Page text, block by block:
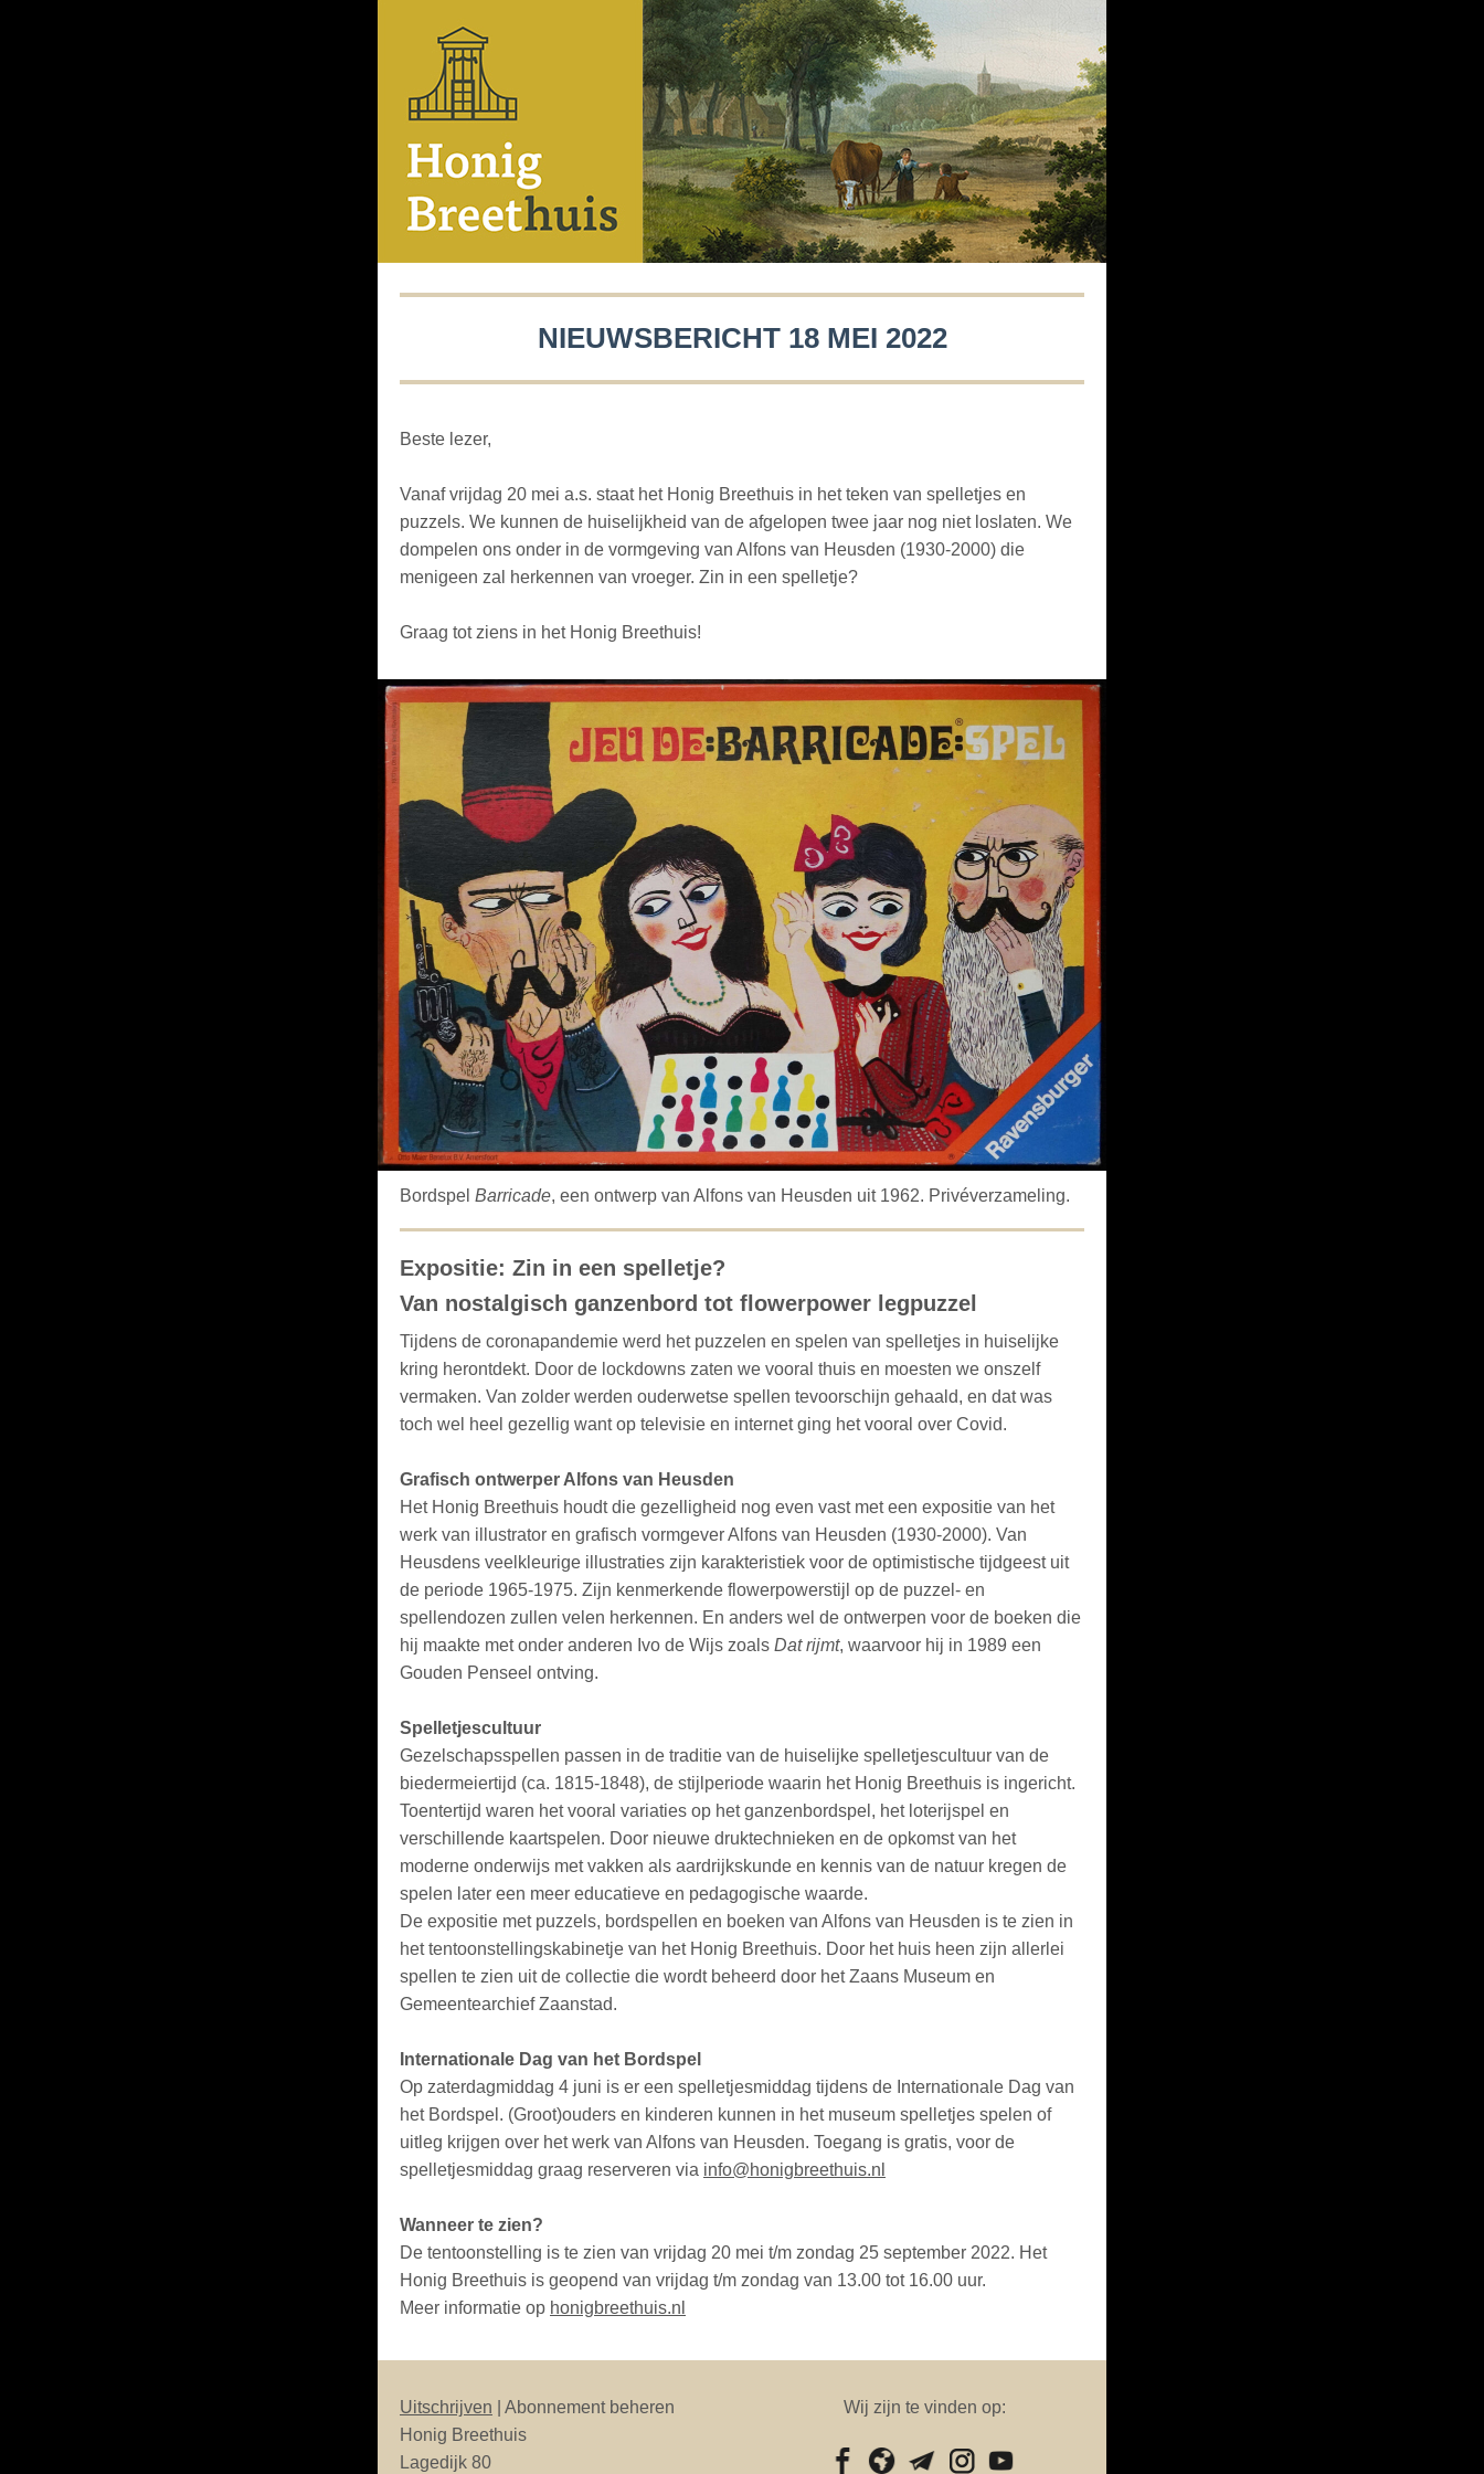
NIEUWSBERICHT 18 MEI 2022
Beste lezer,
Vanaf vrijdag 20 mei a.s. staat het Honig Breethuis in het teken van spelletjes en
puzzels. We kunnen de huiselijkheid van de afgelopen twee jaar nog niet loslaten. We
dompelen ons onder in de vormgeving van Alfons van Heusden (1930-2000) die
menigeen zal herkennen van vroeger. Zin in een spelletje?
Graag tot ziens in het Honig Breethuis!
Bordspel Barricade, een ontwerp van Alfons van Heusden uit 1962. Privéverzameling.
Expositie: Zin in een spelletje?
Van nostalgisch ganzenbord tot flowerpower legpuzzel
Tijdens de coronapandemie werd het puzzelen en spelen van spelletjes in huiselijke
kring herontdekt. Door de lockdowns zaten we vooral thuis en moesten we onszelf
vermaken. Van zolder werden ouderwetse spellen tevoorschijn gehaald, en dat was
toch wel heel gezellig want op televisie en internet ging het vooral over Covid.
Grafisch ontwerper Alfons van Heusden
Het Honig Breethuis houdt die gezelligheid nog even vast met een expositie van het
werk van illustrator en grafisch vormgever Alfons van Heusden (1930-2000). Van
Heusdens veelkleurige illustraties zijn karakteristiek voor de optimistische tijdgeest uit
de periode 1965-1975. Zijn kenmerkende flowerpowerstijl op de puzzel- en
spellendozen zullen velen herkennen. En anders wel de ontwerpen voor de boeken die
hij maakte met onder anderen Ivo de Wijs zoals Dat rijmt, waarvoor hij in 1989 een
Gouden Penseel ontving.
Spelletjescultuur
Gezelschapsspellen passen in de traditie van de huiselijke spelletjescultuur van de
biedermeiertijd (ca. 1815-1848), de stijlperiode waarin het Honig Breethuis is ingericht.
Toentertijd waren het vooral variaties op het ganzenbordspel, het loterijspel en
verschillende kaartspelen. Door nieuwe druktechnieken en de opkomst van het
moderne onderwijs met vakken als aardrijkskunde en kennis van de natuur kregen de
spelen later een meer educatieve en pedagogische waarde.
De expositie met puzzels, bordspellen en boeken van Alfons van Heusden is te zien in
het tentoonstellingskabinetje van het Honig Breethuis. Door het huis heen zijn allerlei
spellen te zien uit de collectie die wordt beheerd door het Zaans Museum en
Gemeentearchief Zaanstad.
Internationale Dag van het Bordspel
Op zaterdagmiddag 4 juni is er een spelletjesmiddag tijdens de Internationale Dag van
het Bordspel. (Groot)ouders en kinderen kunnen in het museum spelletjes spelen of
uitleg krijgen over het werk van Alfons van Heusden. Toegang is gratis, voor de
spelletjesmiddag graag reserveren via info@honigbreethuis.nl
Wanneer te zien?
De tentoonstelling is te zien van vrijdag 20 mei t/m zondag 25 september 2022. Het
Honig Breethuis is geopend van vrijdag t/m zondag van 13.00 tot 16.00 uur.
Meer informatie op honigbreethuis.nl
Uitschrijven
| Abonnement beheren
Honig Breethuis
Lagedijk 80
Wij zijn te vinden op: